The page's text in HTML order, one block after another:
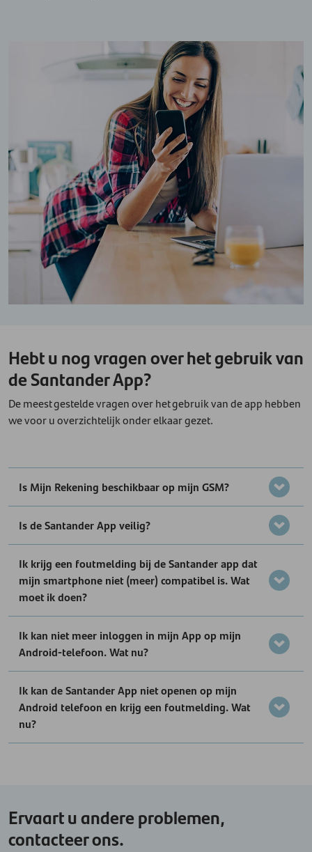
Hebt u nog vragen over het gebruik van
de Santander App?
De meest gestelde vragen over het gebruik van de app hebben
we voor u overzichtelijk onder elkaar gezet.
Is Mijn Rekening beschikbaar op mijn GSM?
Is de Santander App veilig?
Ik krijg een foutmelding bij de Santander app dat
mijn smartphone niet (meer) compatibel is. Wat
moet ik doen?
Ik kan niet meer inloggen in mijn App op mijn
Android-telefoon. Wat nu?
Ik kan de Santander App niet openen op mijn
Android telefoon en krijg een foutmelding. Wat
nu?
Ervaart u andere problemen,
contacteer ons.